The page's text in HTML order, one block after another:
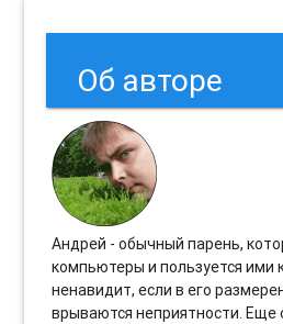
Об авторе
Андрей - обычный парень,
компьютеры и пользуется ими
ненавидит, если в его
врываются неприятности. Еще